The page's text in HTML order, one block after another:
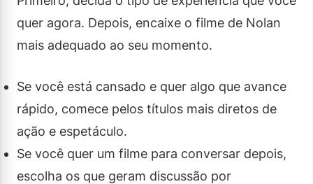
quer agora. Depois, encaixe o filme de Nolan
mais adequado ao seu momento.
Se você está cansado e quer algo que avance
rápido, comece pelos títulos mais diretos de
ação e espetáculo.
Se você quer um filme para conversar depois,
escolha os que geram discussão por